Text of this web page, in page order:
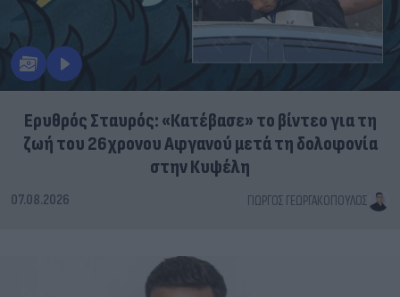
Ερυθρός Σταυρός: «Κατέβασε» το βίντεο για τη
ζωή του 26χρονου Αφγανού μετά τη δολοφονία
στην Κυψέλη
07.08.2026 ΓΙΏΡΓΟΣ ΓΕΩΡΓΑΚΌΠΟΥΛΟΣ